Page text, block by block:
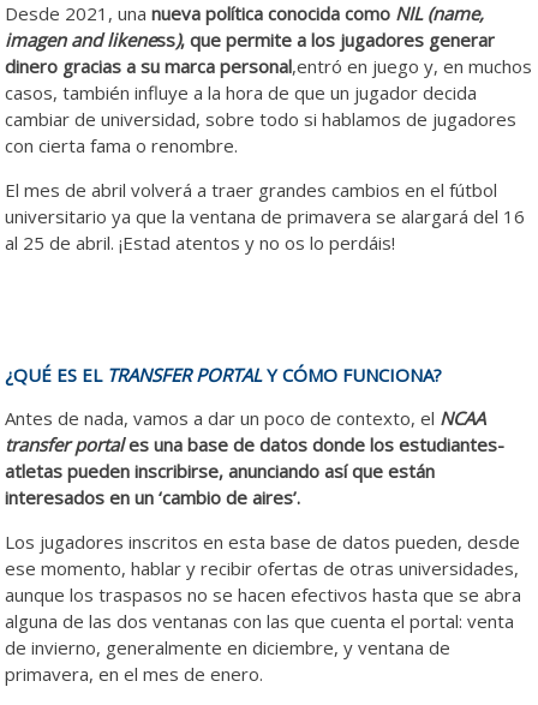
Desde 2021, unanueva política conocida como NIL (name,
imagen and likeness), que permite a los jugadores generar
dinero gracias a su marca personal,entró en juego y, en muchos
casos, también influye a la hora de que un jugador decida
cambiar de universidad, sobre todo si hablamos de jugadores
con cierta fama o renombre.
El mes de abril volverá a traer grandes cambios en el fútbol
universitario ya que la ventana de primavera se alargará del 16
al 25 de abril. ¡Estad atentos y no os lo perdáis!
¿QUÉ ES EL TRANSFER PORTALY CÓMO FUNCIONA?
Antes de nada, vamos a dar un poco de contexto, el NCAA
transfer portales una base de datos donde los estudiantes-
atletas pueden inscribirse, anunciando así que están
interesados en un ‘cambio de aires’.
Los jugadores inscritos en esta base de datos pueden, desde
ese momento, hablar y recibir ofertas de otras universidades,
aunque los traspasos no se hacen efectivos hasta que se abra
alguna de las dos ventanas con las que cuenta el portal: venta
de invierno, generalmente en diciembre, y ventana de
primavera, en el mes de enero.